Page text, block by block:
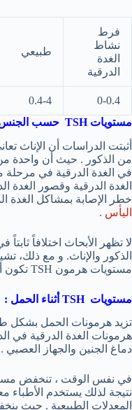
فرط
نشاط
الغدة
الدرقية
طبيعي
0-0.4
0.4-4
مستوياتTSH حسب
أثبتت الدراسات أن الإناث
في الغدة الدرقية في
الغدة الدرقية وقصور الغدة
خطر الإصابة بمشاكل الغدة
اليأس .
الذكور والإناث. و مع ذلك،
مستويات هرمون TSH تكون أعلى بشكل عام لدى الإناث .
مستوياتTSH أثناء الحمل :
تزيد هرمونات الحمل
هرمونات الغدة الدرقية في
دماغ الجنين والجهاز العصبي .
نتيجة لذلك يستخدم الأطباء